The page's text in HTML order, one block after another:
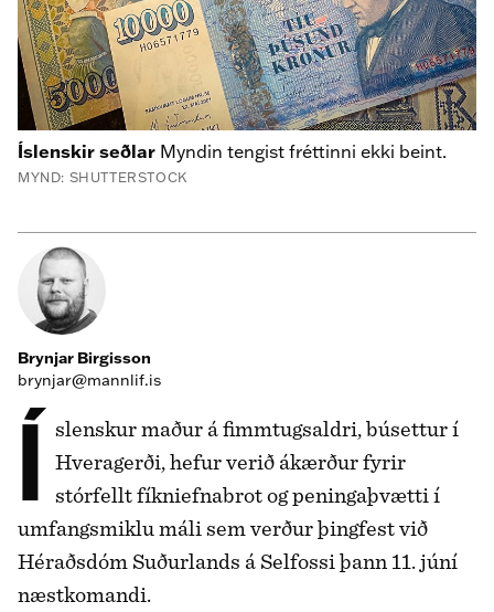
Íslenskir seðlar Myndin tengist fréttinni ekki beint.
MYND: SHUTTERSTOCK
Brynjar Birgisson
brynjar@mannlif.is
Hveragerði, hefur verið ákærður fyrir
stórfellt fíkniefnabrot og peningaþvætti í
umfangsmiklu máli sem verður þingfest við
Héraðsdóm Suðurlands á Selfossi þann 11. júní
næstkomandi.